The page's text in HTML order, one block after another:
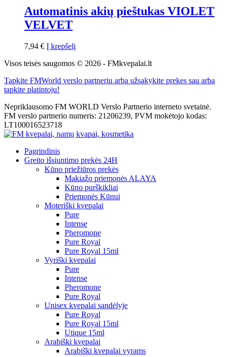
Automatinis akių pieštukas VIOLET
VELVET
7,94 € Į krepšelį
Visos teisės saugomos © 2026 - FMkvepalai.lt
Tapkite FMWorld verslo partneriu arba užsakykite prekes sau arba
tapkite platintoju!
Nepriklausomo FM WORLD Verslo Partnerio interneto svetainė.
FM verslo partnerio numeris: 21206239, PVM mokėtojo kodas:
LT100016523718
Pagrindinis
Greito išsiuntimo prekės 24H
Kūno priežiūros prekės
Makiažo priemonės ALAYA
Kūno purškikliai
Priemonės Kūnui
Moteriški kvepalai
Pure
Intense
Pheromone
Pure Royal
Pure Royal 15ml
Vyriški kvepalai
Pure
Intense
Pheromone
Pure Royal
Unisex kvepalai sandėlyje
Pure Royal
Pure Royal 15ml
Utique 15ml
Arabiški kvepalai
Arabiški kvepalai vyrams